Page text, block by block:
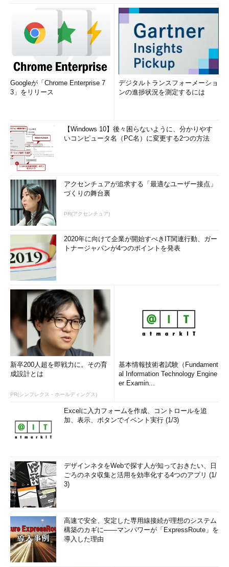
Googleが「Chrome Enterprise 7
3」をリリース
デジタルトランスフォーメーショ
ンの進捗状況を測定するには
【Windows 10】後々困らないように、分かりやす
いコンピュータ名（PC名）に変更する2つの方法
アクセンチュアが追求する「最適なユーザー接点」
づくりの舞台裏
PR(アクセンチュア)
2020年に向けて企業が開始すべきIT関連行動、ガー
トナージャパンが4つのポイントを発表
新卒200人超を即戦力に。その育
成設計とは
PR(シンプレクス・ホールディングス)
基本情報技術者試験（Fundament
al Information Technology Engine
er Examin...
Excelに入力フォームを作成、コントロールを追
加、表示、ボタンでイベント実行 (1/3)
デザインネタをWebで探す人が知っておきたい、日
ごろのネタ収集と活用を効率化する4つのアプリ (1/
3)
高速で安全、安定した専用線接続が理想のシステム
構築のカギに――マンパワーが「ExpressRoute」を
導入した理由